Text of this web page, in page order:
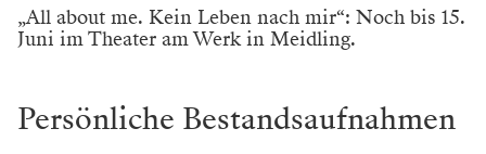
„All about me. Kein Leben nach mir“: Noch bis 15.
Juni im Theater am Werk in Meidling.
Persönliche Bestandsaufnahmen